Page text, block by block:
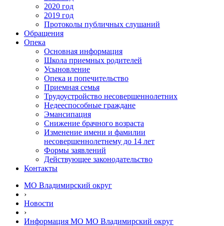
2020 год
2019 год
Протоколы публичных слушаний
Обращения
Опека
Основная информация
Школа приемных родителей
Усыновление
Опека и попечительство
Приемная семья
Трудоустройство несовершеннолетних
Недееспособные граждане
Эмансипация
Снижение брачного возраста
Изменение имени и фамилии
несовершеннолетнему до 14 лет
Формы заявлений
Действующее законодательство
Контакты
МО Владимирский округ
›
Новости
›
Информация МО МО Владимирский округ